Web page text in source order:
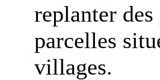
replanter
parcelles
villages.